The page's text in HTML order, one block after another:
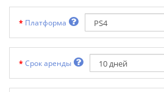
Платформа
Срок аренды